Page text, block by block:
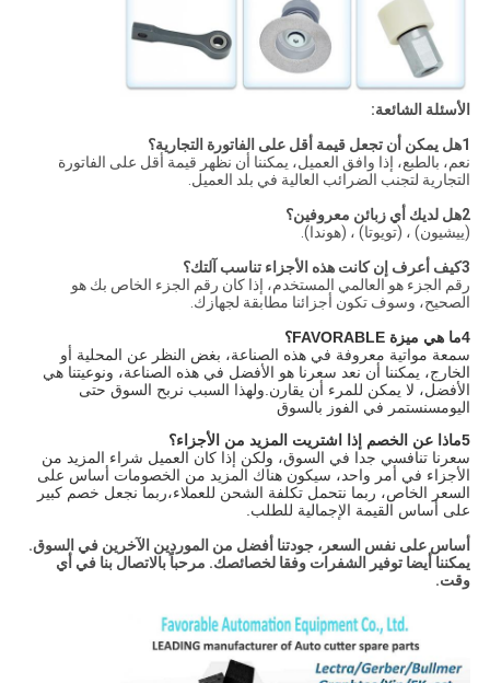
الأسئلة الشائعة:
1هل يمكن أن تجعل قيمة أقل على الفاتورة التجارية؟
نعم، بالطبع، إذا وافق العميل، يمكننا أن نظهر قيمة أقل على الفاتورة
التجارية لتجنب الضرائب العالية في بلد العميل.
2هل لديك أي زبائن معروفين؟
(ييشيون) ، (تويوتا) ، (هوندا).
3كيف أعرف إن كانت هذه الأجزاء تناسب آلتك؟
رقم الجزء هو العالمي المستخدم، إذا كان رقم الجزء الخاص بك هو
الصحيح، وسوف تكون أجزائنا مطابقة لجهازك.
4ما هي ميزة FAVORABLE؟
سمعة مواتية معروفة في هذه الصناعة، بغض النظر عن المحلية أو
الخارج، يمكننا أن نعد سعرنا هو الأفضل في هذه الصناعة، ونوعيتنا هي
الأفضل، لا يمكن للمرء أن يقارن.ولهذا السبب نربح السوق حتى
اليومسنستمر في الفوز بالسوق
5ماذا عن الخصم إذا اشتريت المزيد من الأجزاء؟
سعرنا تنافسي جدا في السوق، ولكن إذا كان العميل شراء المزيد من
الأجزاء في أمر واحد، سيكون هناك المزيد من الخصومات أساس على
السعر الخاص، ربما نتحمل تكلفة الشحن للعملاء،ربما نجعل خصم كبير
على أساس القيمة الإجمالية للطلب.
أساس على نفس السعر، جودتنا أفضل من الموردين الآخرين في السوق.
يمكننا أيضا توفير الشفرات وفقا لخصائصك. مرحباً بالاتصال بنا في أي
وقت.